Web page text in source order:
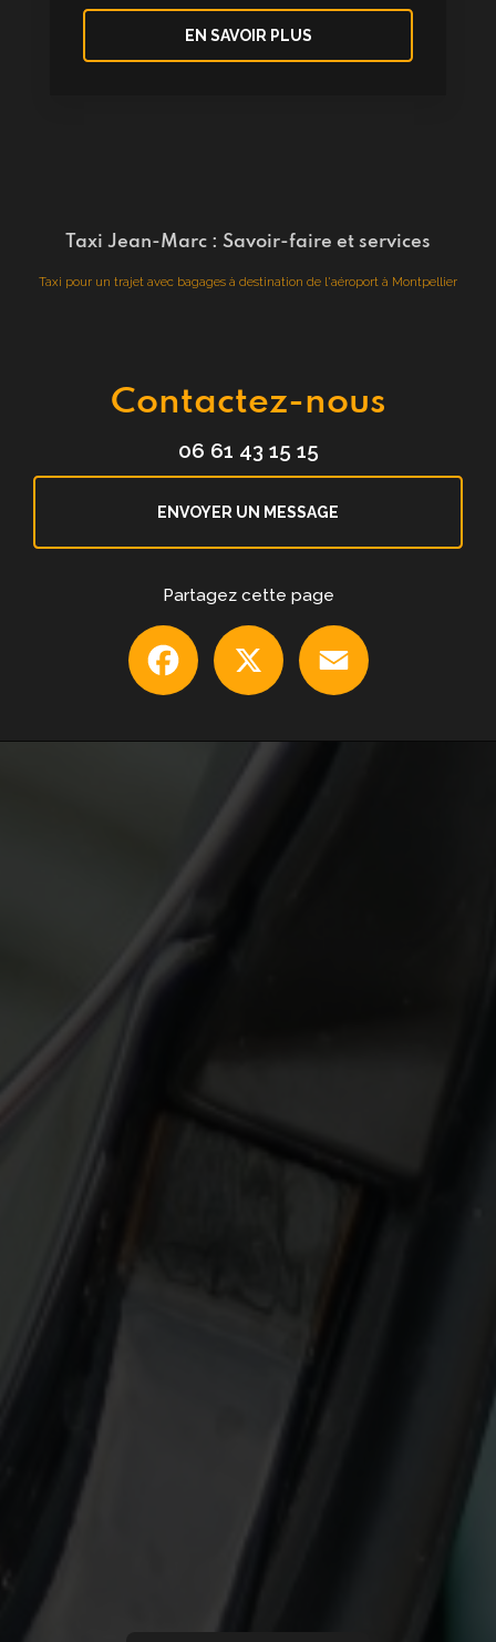
EN SAVOIR PLUS
Taxi Jean-Marc : Savoir-faire et services
Taxi pour un trajet avec bagages à destination de l'aéroport à Montpellier
Contactez-nous
06 61 43 15 15
ENVOYER UN MESSAGE
Partagez cette page
Facebook